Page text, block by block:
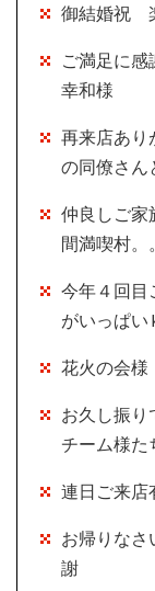
御結婚祝
ご満足に
幸和様
再来店あり
の同僚さん
仲良しご
間満喫村。
今年４回
がいっぱい
花火の会
お久し振
チーム様た
連日ご来
お帰りなさ
謝